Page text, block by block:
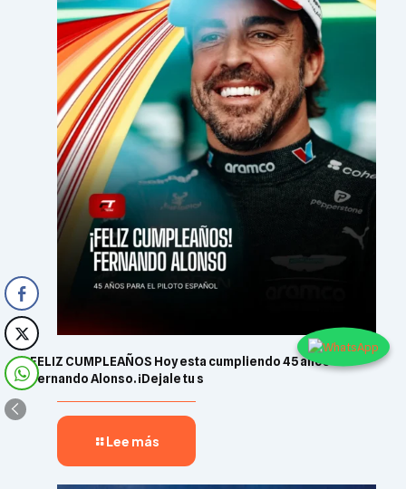
FELIZ CUMPLEAÑOS Hoy esta cumpliendo 45 años
Fernando Alonso. ¡Dejale tu s
Lee más